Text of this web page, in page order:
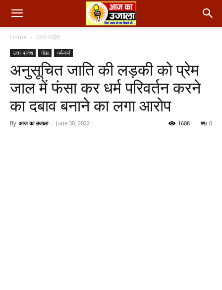
Home उत्तर प्रदेश
उत्तर प्रदेश गोंडा धर्म-कर्म
अनुसूचित जाति की लड़की को प्रेम
जाल में फंसा कर धर्म परिवर्तन करने
का दबाव बनाने का लगा आरोप
By आज का उजाला - June 30, 2022 0
1608